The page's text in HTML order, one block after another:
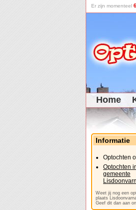
Er zijn momenteel
Home
Informatie
Optochten
Optochten
gemeente
Weet jij nog een
plaats
Geef dit dan aan